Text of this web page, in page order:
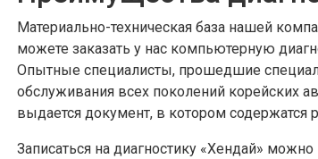
Материально-техническая база нашей
можете заказать у нас компьютерную
Опытные специалисты, прошедшие
обслуживания всех поколений корейских
выдается документ, в котором содержатся
Записаться на диагностику «Хендай»